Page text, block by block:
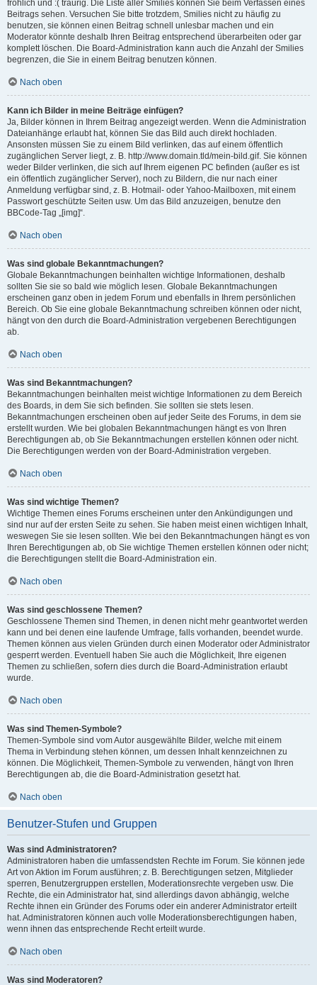
fröhlich und :( traurig. Die Liste aller Smilies können Sie beim Verfassen eines
Beitrags sehen. Versuchen Sie bitte trotzdem, Smilies nicht zu häufig zu
benutzen, sie können einen Beitrag schnell unlesbar machen und ein
Moderator könnte deshalb Ihren Beitrag entsprechend überarbeiten oder gar
komplett löschen. Die Board-Administration kann auch die Anzahl der Smilies
begrenzen, die Sie in einem Beitrag benutzen können.
Nach oben
Kann ich Bilder in meine Beiträge einfügen?
Ja, Bilder können in Ihrem Beitrag angezeigt werden. Wenn die Administration
Dateianhänge erlaubt hat, können Sie das Bild auch direkt hochladen.
Ansonsten müssen Sie zu einem Bild verlinken, das auf einem öffentlich
zugänglichen Server liegt, z. B. http://www.domain.tld/mein-bild.gif. Sie können
weder Bilder verlinken, die sich auf Ihrem eigenen PC befinden (außer es ist
ein öffentlich zugänglicher Server), noch zu Bildern, die nur nach einer
Anmeldung verfügbar sind, z. B. Hotmail- oder Yahoo-Mailboxen, mit einem
Passwort geschützte Seiten usw. Um das Bild anzuzeigen, benutze den
BBCode-Tag „[img]“.
Nach oben
Was sind globale Bekanntmachungen?
Globale Bekanntmachungen beinhalten wichtige Informationen, deshalb
sollten Sie sie so bald wie möglich lesen. Globale Bekanntmachungen
erscheinen ganz oben in jedem Forum und ebenfalls in Ihrem persönlichen
Bereich. Ob Sie eine globale Bekanntmachung schreiben können oder nicht,
hängt von den durch die Board-Administration vergebenen Berechtigungen
ab.
Nach oben
Was sind Bekanntmachungen?
Bekanntmachungen beinhalten meist wichtige Informationen zu dem Bereich
des Boards, in dem Sie sich befinden. Sie sollten sie stets lesen.
Bekanntmachungen erscheinen oben auf jeder Seite des Forums, in dem sie
erstellt wurden. Wie bei globalen Bekanntmachungen hängt es von Ihren
Berechtigungen ab, ob Sie Bekanntmachungen erstellen können oder nicht.
Die Berechtigungen werden von der Board-Administration vergeben.
Nach oben
Was sind wichtige Themen?
Wichtige Themen eines Forums erscheinen unter den Ankündigungen und
sind nur auf der ersten Seite zu sehen. Sie haben meist einen wichtigen Inhalt,
weswegen Sie sie lesen sollten. Wie bei den Bekanntmachungen hängt es von
Ihren Berechtigungen ab, ob Sie wichtige Themen erstellen können oder nicht;
die Berechtigungen stellt die Board-Administration ein.
Nach oben
Was sind geschlossene Themen?
Geschlossene Themen sind Themen, in denen nicht mehr geantwortet werden
kann und bei denen eine laufende Umfrage, falls vorhanden, beendet wurde.
Themen können aus vielen Gründen durch einen Moderator oder Administrator
gesperrt werden. Eventuell haben Sie auch die Möglichkeit, Ihre eigenen
Themen zu schließen, sofern dies durch die Board-Administration erlaubt
wurde.
Nach oben
Was sind Themen-Symbole?
Themen-Symbole sind vom Autor ausgewählte Bilder, welche mit einem
Thema in Verbindung stehen können, um dessen Inhalt kennzeichnen zu
können. Die Möglichkeit, Themen-Symbole zu verwenden, hängt von Ihren
Berechtigungen ab, die die Board-Administration gesetzt hat.
Nach oben
Benutzer-Stufen und Gruppen
Was sind Administratoren?
Administratoren haben die umfassendsten Rechte im Forum. Sie können jede
Art von Aktion im Forum ausführen; z. B. Berechtigungen setzen, Mitglieder
sperren, Benutzergruppen erstellen, Moderationsrechte vergeben usw. Die
Rechte, die ein Administrator hat, sind allerdings davon abhängig, welche
Rechte ihnen ein Gründer des Forums oder ein anderer Administrator erteilt
hat. Administratoren können auch volle Moderationsberechtigungen haben,
wenn ihnen das entsprechende Recht erteilt wurde.
Nach oben
Was sind Moderatoren?